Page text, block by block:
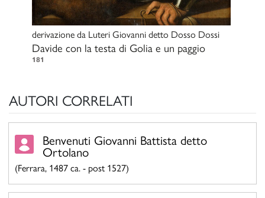
derivazione daLuteri Giovanni detto Dosso Dossi
Davide con la testa di Golia e un paggio
181
AUTORI CORRELATI
Benvenuti Giovanni Battista detto
Ortolano
(Ferrara, 1487 ca. - post 1527)